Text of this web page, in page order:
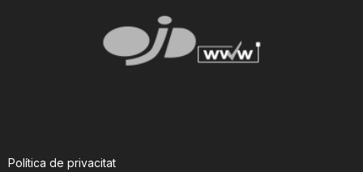
Política de privacitat